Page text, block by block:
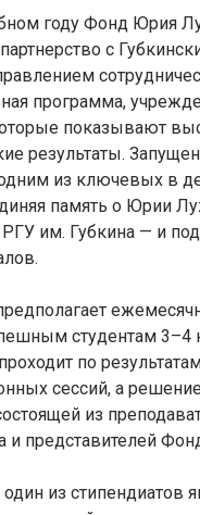
году Фонд Юрия
с
программа,
показывают
результаты.
из ключевых в
память о Юрии
им. Губкина — и
студентам 3–4
по
сессий, а
из
и представителей
из стипендиатов